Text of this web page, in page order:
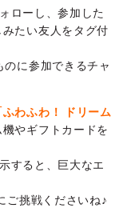
ローし、参加した
たい友人をタグ付
に参加できるチャ
ふわふわ！ ドリーム
やギフトカードを
すると、巨大なエ
ご挑戦くださいね♪